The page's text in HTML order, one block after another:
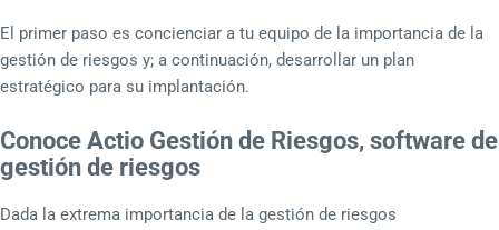
El primer paso es concienciar a tu equipo de la importancia de la
gestión de riesgos y; a continuación, desarrollar un plan
estratégico para su implantación.
Conoce Actio Gestión de Riesgos, software de
gestión de riesgos
Dada la extrema importancia de la gestión de riesgos